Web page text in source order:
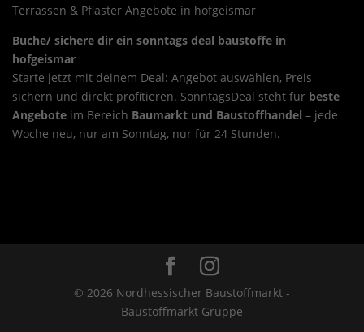
Terrassen & Pflaster Angebote in hofgeismar
Buche/ sichere dir ein sonntags deal baustoffe in
hofgeismar
Starte jetzt mit deinem Deal: Angebot auswählen, Preis
sichern und direkt profitieren. SonntagsDeal steht für beste
Angebote im Bereich Baumarkt und Baustoffhandel – jede
Woche neu, nur am Sonntag, nur für 24 Stunden.
© 2026 Nordhessischer Baustoffmarkt -
Baustoffmarkt Gruppe